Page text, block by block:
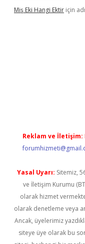
Miş Eki Hangi Ektir için
Reklam ve İletişim:
Yasal Uyarı: Sitemiz,
ve İletişim Kurumu
olarak hizmet
olarak denetleme veya
Ancak, üyelerimiz
siteye üye olarak bu